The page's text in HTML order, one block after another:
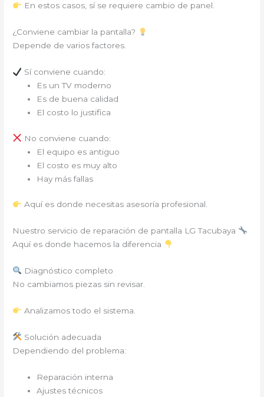
En estos casos, sí se requiere cambio de panel.
¿Conviene cambiar la pantalla?
Depende de varios factores.
Sí conviene cuando:
Es un TV moderno
Es de buena calidad
El costo lo justifica
No conviene cuando:
El equipo es antiguo
El costo es muy alto
Hay más fallas
Aquí es donde necesitas asesoría profesional.
Nuestro servicio de reparación de pantalla LG Tacubaya
Aquí es donde hacemos la diferencia
Diagnóstico completo
No cambiamos piezas sin revisar.
Analizamos todo el sistema.
Solución adecuada
Dependiendo del problema:
Reparación interna
Ajustes técnicos